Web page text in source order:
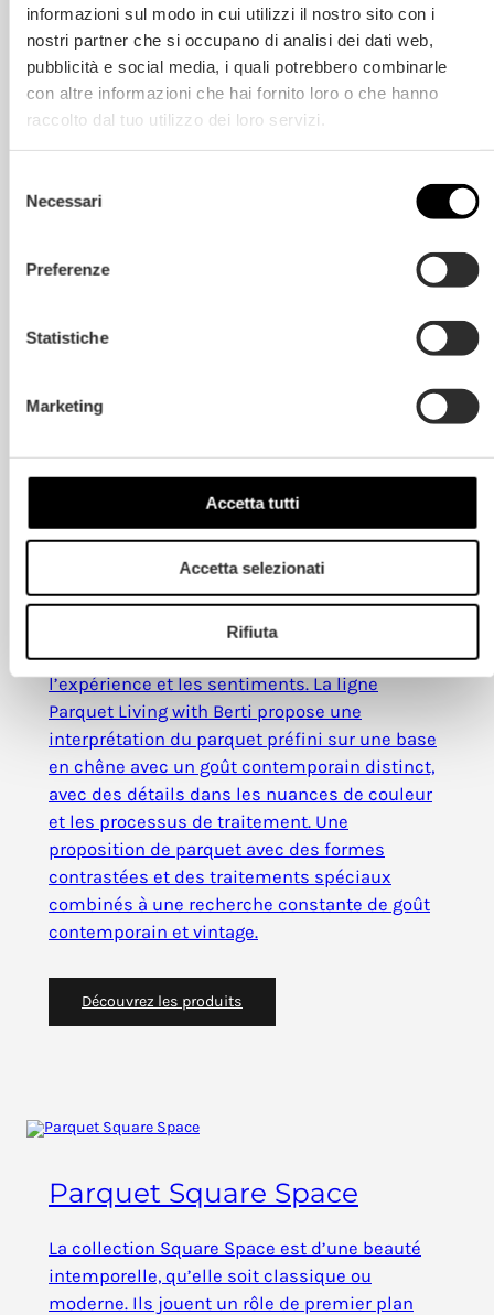
informazioni sul modo in cui utilizzi il nostro sito con i
nostri partner che si occupano di analisi dei dati web,
pubblicità e social media, i quali potrebbero combinarle
con altre informazioni che hai fornito loro o che hanno
raccolto dal tuo utilizzo dei loro servizi.
delNecessari
Preferenze
Statistiche
Marketing
Accetta tutti
Accetta selezionati
Rifiuta
revendique un travail artisanal basé sur le
savoir-faire de nos artisans.
Découvrez les produits
Diesel Living with Berti
En collaboration avec Diesel Living, Berti a
conçu des sols en bois en partant de l’idée que
la qualité de vie est déterminée par la passion,
l’expérience et les sentiments. La ligne
Parquet Living with Berti propose une
interprétation du parquet préfini sur une base
en chêne avec un goût contemporain distinct,
avec des détails dans les nuances de couleur
et les processus de traitement. Une
proposition de parquet avec des formes
contrastées et des traitements spéciaux
combinés à une recherche constante de goût
contemporain et vintage.
Découvrez les produits
Parquet Square Space
La collection Square Space est d’une beauté
intemporelle, qu’elle soit classique ou
moderne. Ils jouent un rôle de premier plan